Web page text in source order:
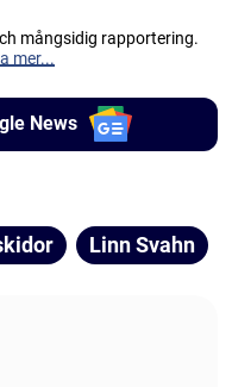
mångsidig rapportering.
mer...
News
Linn Svahn